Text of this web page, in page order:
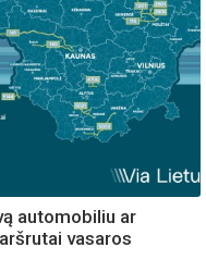
automobiliu ar
vasaros